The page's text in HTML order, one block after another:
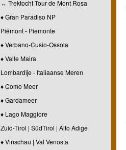
↔ Trektocht Tour de Mont Rosa
♦ Gran Paradiso NP
Piëmont - Piemonte
♦ Verbano-Cusio-Ossola
♦ Valle Maira
Lombardije - Italiaanse Meren
♦ Como Meer
♦ Gardameer
♦ Lago Maggiore
Zuid-Tirol | SüdTirol | Alto Adige
♦ Vinschau | Val Venosta